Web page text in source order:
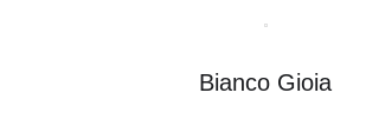
Bianco Gioia